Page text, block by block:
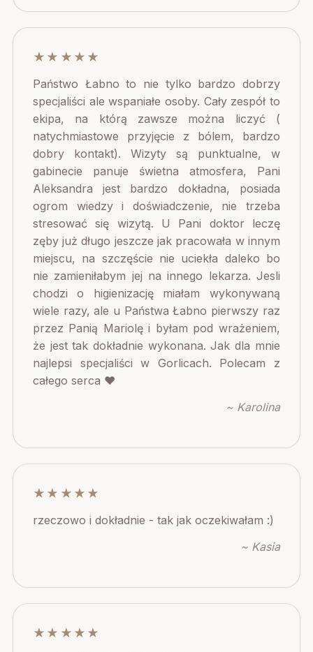
★★★★★
Państwo Łabno to nie tylko bardzo dobrzy
specjaliści ale wspaniałe osoby. Cały zespół to
ekipa, na którą zawsze można liczyć (
natychmiastowe przyjęcie z bólem, bardzo
dobry kontakt). Wizyty są punktualne, w
gabinecie panuje świetna atmosfera, Pani
Aleksandra jest bardzo dokładna, posiada
ogrom wiedzy i doświadczenie, nie trzeba
stresować się wizytą. U Pani doktor leczę
zęby już długo jeszcze jak pracowała w innym
miejscu, na szczęście nie uciekła daleko bo
nie zamieniłabym jej na innego lekarza. Jesli
chodzi o higienizację miałam wykonywaną
wiele razy, ale u Państwa Łabno pierwszy raz
przez Panią Mariolę i byłam pod wrażeniem,
że jest tak dokładnie wykonana. Jak dla mnie
najlepsi specjaliści w Gorlicach. Polecam z
całego serca ♥️
~ Karolina
★★★★★
rzeczowo i dokładnie - tak jak oczekiwałam :)
~ Kasia
★★★★★